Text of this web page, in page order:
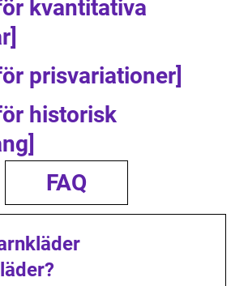
kvantitativa
prisvariationer]
historisk
FAQ